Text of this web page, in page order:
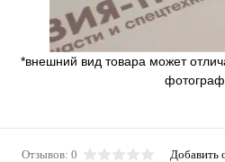
*внешний вид товара может
Отзывов: 0 Добавить